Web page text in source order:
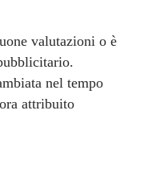
valutazioni o è
nel tempo
attribuito